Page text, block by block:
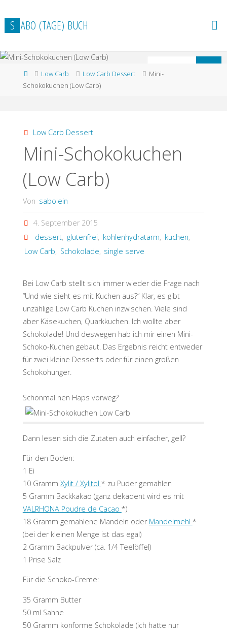
Inhalt
springen
S ABO (TAGE) BUCH
StartLow Carb Low Carb Dessert
Mini-
Schokokuchen (Low Carb)
Low Carb Dessert
Mini-Schokokuchen
(Low Carb)
Von sabolein
4. September 2015
dessert, glutenfrei, kohlenhydratarm, kuchen,
Low Carb, Schokolade, single serve
Bei Low Carb stellt sich immer wieder die Frage nach
“Und wie sieht es mit Kuchen aus?” Klar, es gibt
unzählige Low Carb Kuchen inzwischen. Viele sind
aber Käsekuchen, Quarkkuchen. Ich wollte aber
Schokolade! Und deswegen hab ich mir einen Mini-
Schoko-Kuchen gebaut. Das Ergebnis reicht entweder
für zwei kleine Desserts oder für einen großen
Schokohunger.
Schonmal nen Haps vorweg?
Dann lesen sich die Zutaten auch einfacher, gell?
Für den Boden:
1 Ei
10 Gramm Xylit / Xylitol * zu Puder gemahlen
5 Gramm Backkakao (ganz dekadent wird es mit
VALRHONA Poudre de Cacao *)
18 Gramm gemahlene Mandeln oder Mandelmehl *
(bei der kleinen Menge ist das egal)
2 Gramm Backpulver (ca. 1/4 Teelöffel)
1 Prise Salz
Für die Schoko-Creme:
35 Gramm Butter
50 ml Sahne
50 Gramm konforme Schokolade (ich hatte nur